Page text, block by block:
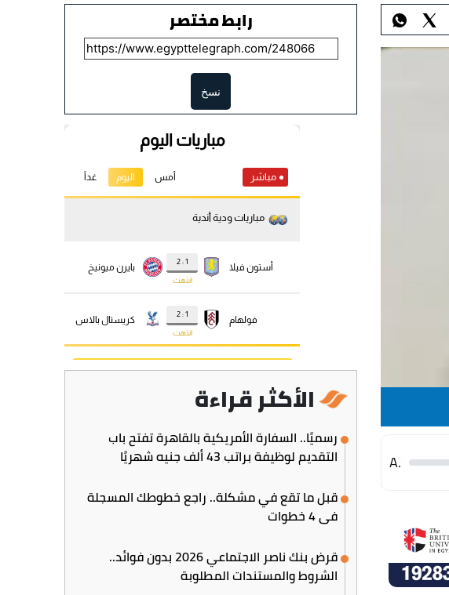
.A
رابط مختصر
نسخ
الأكثر قراءة
رسميًا.. السفارة الأمريكية بالقاهرة تفتح باب
التقديم لوظيفة براتب 43 ألف جنيه شهريًا
قبل ما تقع في مشكلة.. راجع خطوطك المسجلة
في 4 خطوات
قرض بنك ناصر الاجتماعي 2026 بدون فوائد..
الشروط والمستندات المطلوبة